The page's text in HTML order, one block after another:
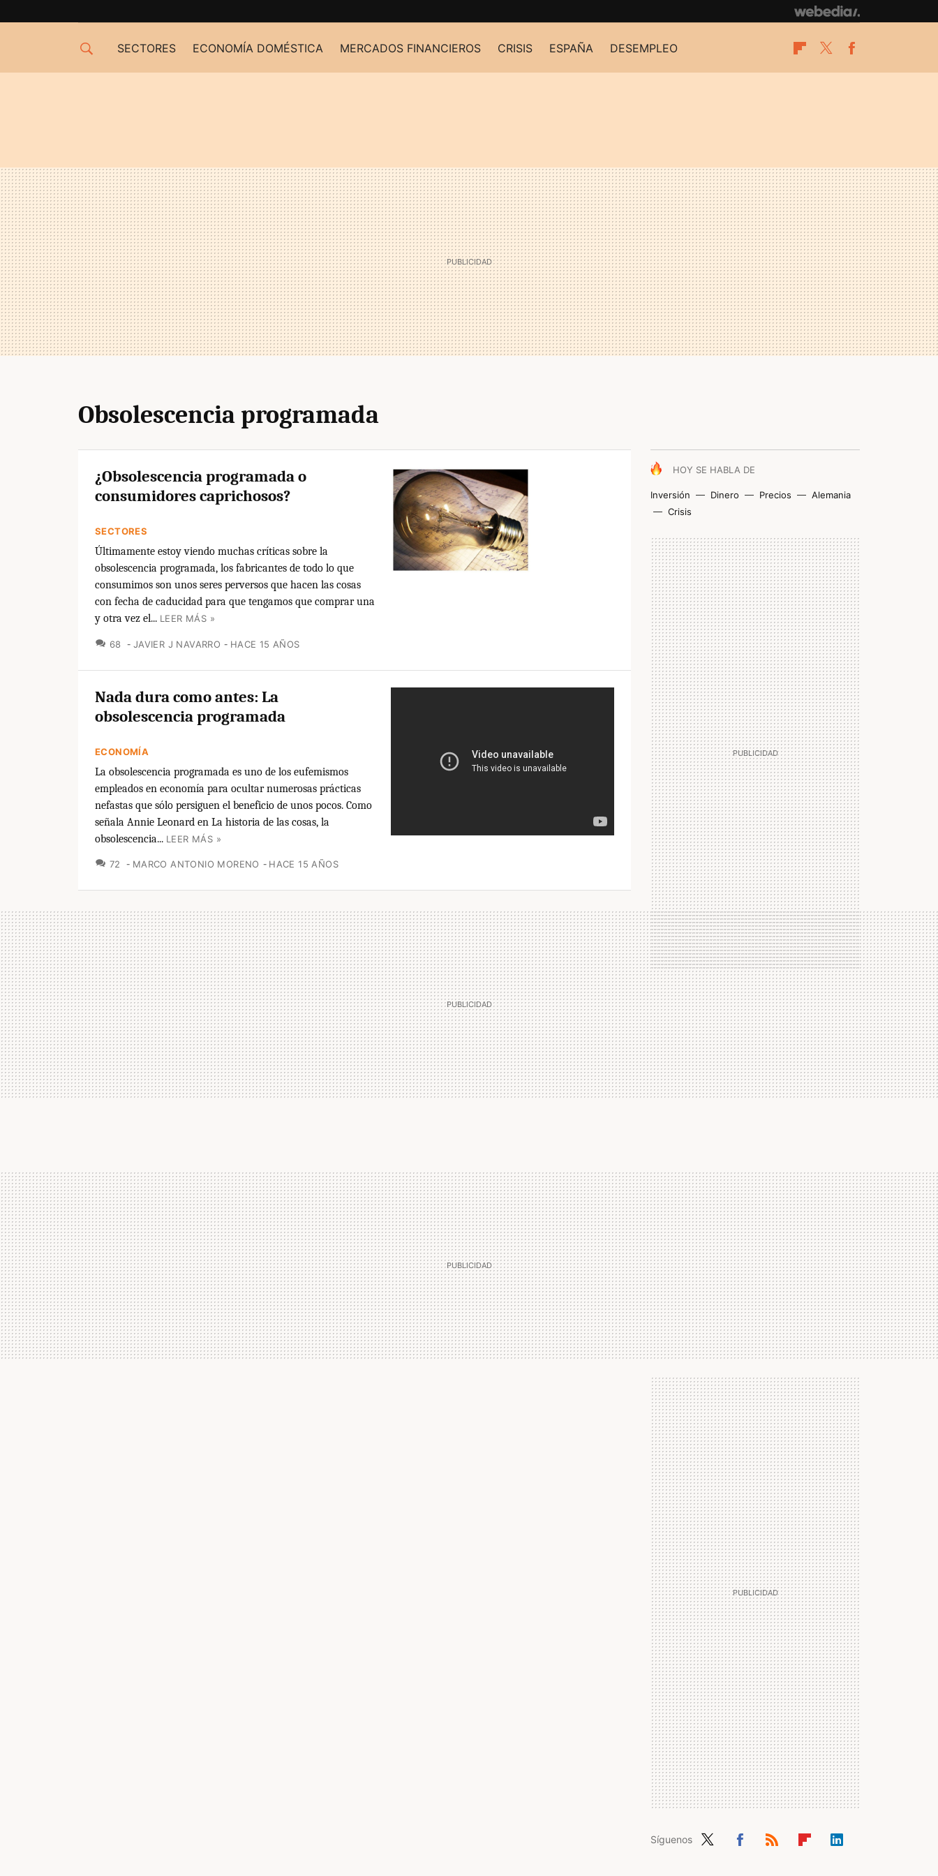
SECTORES ECONOMÍA DOMÉSTICA MERCADOS FINANCIEROS CRISIS ESPAÑA DESEMPLEO Flipboard
Twitter
Obsolescencia programada
HOY SE HABLA DE
Inversión Dinero Precios
Alemania
Crisis
¿Obsolescencia programada o
consumidores caprichosos?
SECTORES
Últimamente estoy viendo muchas críticas sobre la
obsolescencia programada, los fabricantes de todo lo que
consumimos son unos seres perversos que hacen las cosas
con fecha de caducidad para que tengamos que comprar una
y otra vez el... LEER MÁS »
68 COMENTARIOS
JAVIER J NAVARRO HACE 15 AÑOS
Nada dura como antes: La
obsolescencia programada
ECONOMÍA
La obsolescencia programada es uno de los eufemismos
empleados en economía para ocultar numerosas prácticas
nefastas que sólo persiguen el beneficio de unos pocos. Como
señala Annie Leonard en La historia de las cosas, la
obsolescencia... LEER MÁS »
72 COMENTARIOS
MARCO ANTONIO MORENO HACE 15 AÑOS
Síguenos